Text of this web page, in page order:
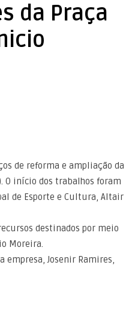
da Praça
de reforma e ampliação da
O início dos trabalhos foram
de Esporte e Cultura, Altair
destinados por meio
Moreira.
empresa, Josenir Ramires,